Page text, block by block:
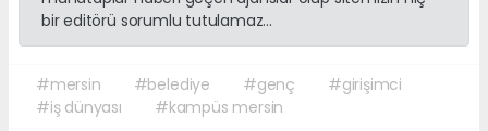
bir editörü sorumlu tutulamaz...
#mersin #belediye #genç
#girişimci
#iş dünyası
#kampüs mersin